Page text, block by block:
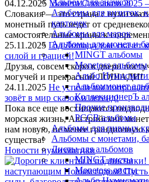
Альбом для значков
Альбомы для визиток,
карточек
Альбомы для марок
Альбомы для монет и
MINGT альбомы
Monetoss альбомы
Альбо
Альбоммонет
КоллекционерЪ
Прочие
РССВ альбомы
Альбомы для пивных
Альбомы с монетами,
Листы для альбомов
MINGT листы
Monetoss листы
04.12.2025 Монета Словакии 2025
Словакия — это страна с
монетный путь ведет от
самостоятельные кроны к
25.11.2025 Год Лошади уже скачет
силой и грацией!
Друзья, совсем скоро в двери
могучей и прекрасной ЛОШАДИ!
24.11.2025 Не успели мы
зовёт в мир сказок и легенд!
Пока все еще восхищаются
морская жизнь, Австрийский
нам новую, не менее
существа!
Новости нумизматики